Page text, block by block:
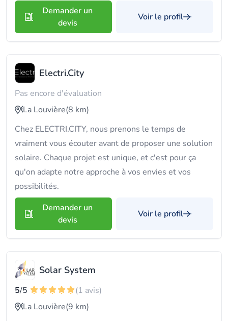
Demander un
devis
Voir le profil
Electri.City
Pas encore d'évaluation
La Louvière(8 km)
Chez ELECTRI.CITY, nous prenons le temps de
vraiment vous écouter avant de proposer une solution
solaire. Chaque projet est unique, et c'est pour ça
qu'on adapte notre approche à vos envies et vos
possibilités.
Demander un
devis
Voir le profil
Solar System
5/5
(1 avis)
La Louvière(9 km)